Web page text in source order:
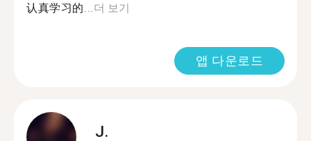
认真学习的... 더 보기
앱 다운로드
J.